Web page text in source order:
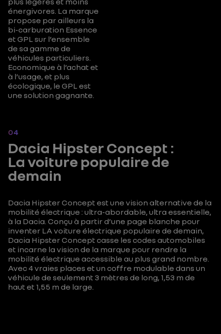
énergivores. La marque
propose par ailleurs la
bi-carburation Essence
et GPL sur l’ensemble
de sa gamme de
véhicules particuliers.
Economique à l’achat et
à l’usage, et plus
écologique, le GPL est
une solution gagnante.
04
Dacia Hipster Concept :
La voiture populaire de
demain
Dacia Hipster Concept est une vision alternative de la
mobilité électrique : ultra-abordable, ultra essentielle,
à la Dacia. Conçu à partir d’une page blanche pour
inventer LA voiture électrique populaire de demain,
Dacia Hipster Concept casse les codes automobiles
et incarne la vision de la marque pour rendre la
mobilité électrique accessible au plus grand nombre.
Avec 4 vraies places et un coffre modulable dans un
véhicule de seulement 3 mètres de long, 1,53 m de
haut et 1,55 m de large.